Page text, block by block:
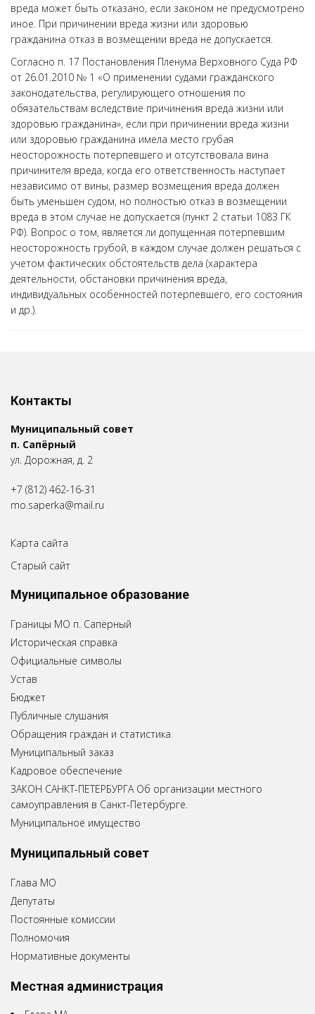
вреда может быть отказано, если законом не предусмотрено
иное. При причинении вреда жизни или здоровью
гражданина отказ в возмещении вреда не допускается.
Согласно п. 17 Постановления Пленума Верховного Суда РФ
от 26.01.2010 № 1 «О применении судами гражданского
законодательства, регулирующего отношения по
обязательствам вследствие причинения вреда жизни или
здоровью гражданина», если при причинении вреда жизни
или здоровью гражданина имела место грубая
неосторожность потерпевшего и отсутствовала вина
причинителя вреда, когда его ответственность наступает
независимо от вины, размер возмещения вреда должен
быть уменьшен судом, но полностью отказ в возмещении
вреда в этом случае не допускается (пункт 2 статьи 1083 ГК
РФ). Вопрос о том, является ли допущенная потерпевшим
неосторожность грубой, в каждом случае должен решаться с
учетом фактических обстоятельств дела (характера
деятельности, обстановки причинения вреда,
индивидуальных особенностей потерпевшего, его состояния
и др.).
Контакты
Муниципальный совет
п. Сапёрный
ул. Дорожная, д. 2
+7 (812) 462-16-31
mo.saperka@mail.ru
Карта сайта
Старый сайт
Муниципальное образование
Границы МО п. Сапёрный
Историческая справка
Официальные символы
Устав
Бюджет
Публичные слушания
Обращения граждан и статистика
Муниципальный заказ
Кадровое обеспечение
ЗАКОН САНКТ-ПЕТЕРБУРГА Об организации местного
самоуправления в Санкт-Петербурге.
Муниципальное имущество
Муниципальный совет
Глава МО
Депутаты
Постоянные комиссии
Полномочия
Нормативные документы
Местная администрация